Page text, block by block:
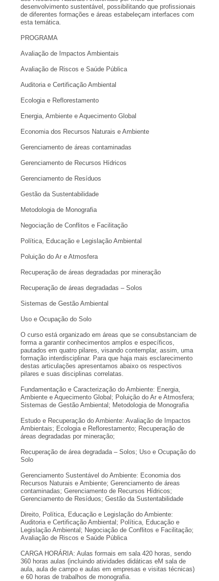
desenvolvimento sustentável, possibilitando que profissionais
de diferentes formações e áreas estabeleçam interfaces com
esta temática.
PROGRAMA
Avaliação de Impactos Ambientais
Avaliação de Riscos e Saúde Pública
Auditoria e Certificação Ambiental
Ecologia e Reflorestamento
Energia, Ambiente e Aquecimento Global
Economia dos Recursos Naturais e Ambiente
Gerenciamento de áreas contaminadas
Gerenciamento de Recursos Hídricos
Gerenciamento de Resíduos
Gestão da Sustentabilidade
Metodologia de Monografia
Negociação de Conflitos e Facilitação
Política, Educação e Legislação Ambiental
Poluição do Ar e Atmosfera
Recuperação de áreas degradadas por mineração
Recuperação de áreas degradadas – Solos
Sistemas de Gestão Ambiental
Uso e Ocupação do Solo
O curso está organizado em áreas que se consubstanciam de
forma a garantir conhecimentos amplos e específicos,
pautados em quatro pilares, visando contemplar, assim, uma
formação interdisciplinar. Para que haja mais esclarecimento
destas articulações apresentamos abaixo os respectivos
pilares e suas disciplinas correlatas.
Fundamentação e Caracterização do Ambiente: Energia,
Ambiente e Aquecimento Global; Poluição do Ar e Atmosfera;
Sistemas de Gestão Ambiental; Metodologia de Monografia
Estudo e Recuperação do Ambiente: Avaliação de Impactos
Ambientais; Ecologia e Reflorestamento; Recuperação de
áreas degradadas por mineração;
Recuperação de área degradada – Solos; Uso e Ocupação do
Solo
Gerenciamento Sustentável do Ambiente: Economia dos
Recursos Naturais e Ambiente; Gerenciamento de áreas
contaminadas; Gerenciamento de Recursos Hídricos;
Gerenciamento de Resíduos; Gestão da Sustentabilidade
Direito, Política, Educação e Legislação do Ambiente:
Auditoria e Certificação Ambiental; Política, Educação e
Legislação Ambiental; Negociação de Conflitos e Facilitação;
Avaliação de Riscos e Saúde Pública
CARGA HORÁRIA: Aulas formais em sala 420 horas, sendo
360 horas aulas (incluindo atividades didáticas eM sala de
aula, aula de campo e aulas em empresas e visitas técnicas)
e 60 horas de trabalhos de monografia.